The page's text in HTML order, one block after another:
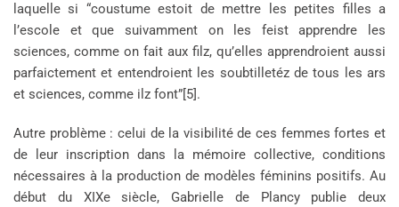
laquelle si “coustume estoit de mettre les petites filles a
l’escole et que suivamment on les feist apprendre les
sciences, comme on fait aux filz, qu’elles apprendroient aussi
parfaictement et entendroient les soubtilletéz de tous les ars
et sciences, comme ilz font”[5].
Autre problème : celui de la visibilité de ces femmes fortes et
de leur inscription dans la mémoire collective, conditions
nécessaires à la production de modèles féminins positifs. Au
début du XIXe siècle, Gabrielle de Plancy publie deux